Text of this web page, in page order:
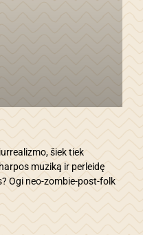
šiek tiek
muziką ir perleidę
Ogi neo-zombie-post-folk